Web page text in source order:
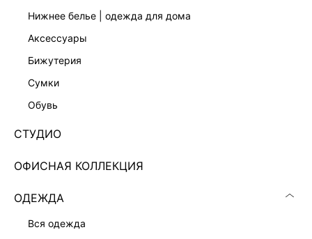
нижнее белье | одежда для дома
аксессуары
бижутерия
сумки
обувь
СТУДИО
ОФИСНАЯ КОЛЛЕКЦИЯ
ОДЕЖДА
вся одежда